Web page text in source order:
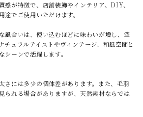
感が特徴で、店舗装飾やインテリア、DIY、
途でご使用いただけます。
風合いは、使い込むほどに味わいが増し、空
チュラルテイストやヴィンテージ、和風空間と
シーンで活躍します。
さには多少の個体差があります。また、毛羽
られる場合がありますが、天然素材ならでは